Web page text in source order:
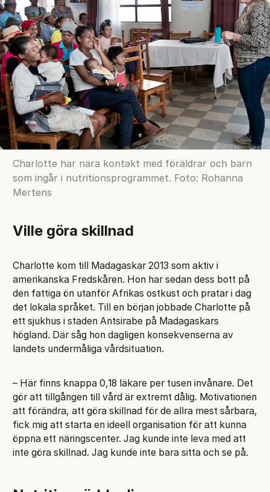
Charlotte har nära kontakt med föräldrar och barn
som ingår i nutritionsprogrammet. Foto: Rohanna
Mertens
Ville göra skillnad
Charlotte kom till Madagaskar 2013 som aktiv i
amerikanska Fredskåren. Hon har sedan dess bott på
den fattiga ön utanför Afrikas ostkust och pratar i dag
det lokala språket. Till en början jobbade Charlotte på
ett sjukhus i staden Antsirabe på Madagaskars
högland. Där såg hon dagligen konsekvenserna av
landets undermåliga vårdsituation.
– Här finns knappa 0,18 läkare per tusen invånare. Det
gör att tillgången till vård är extremt dålig. Motivationen
att förändra, att göra skillnad för de allra mest sårbara,
fick mig att starta en ideell organisation för att kunna
öppna ett näringscenter. Jag kunde inte leva med att
inte göra skillnad. Jag kunde inte bara sitta och se på.